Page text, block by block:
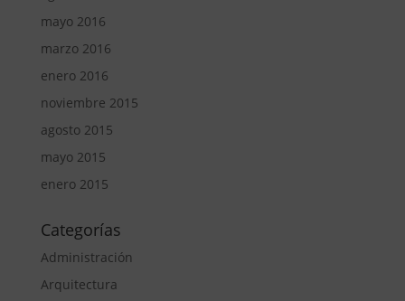
mayo 2016
marzo 2016
enero 2016
noviembre 2015
agosto 2015
mayo 2015
enero 2015
Categorías
Administración
Arquitectura